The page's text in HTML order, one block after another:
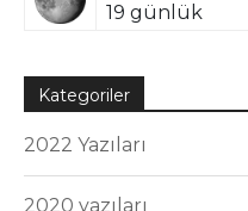
19 günlük
Kategoriler
2022 Yazıları
2020 yazıları